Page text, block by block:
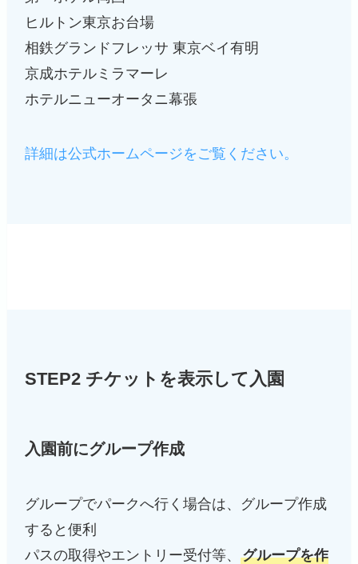
ヒルトン東京お台場
相鉄グランドフレッサ 東京ベイ有明
京成ホテルミラマーレ
ホテルニューオータニ幕張
詳細は公式ホームページをご覧ください。
STEP2 チケットを表示して入園
入園前にグループ作成
グループでパークへ行く場合は、グループ作成
すると便利
パスの取得やエントリー受付等、グループを作